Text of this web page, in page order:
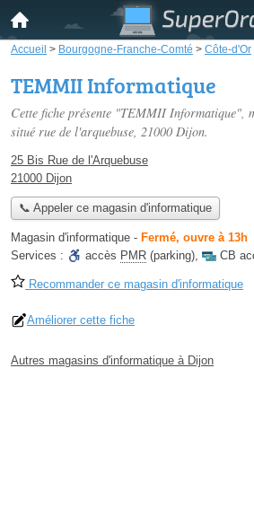
Accueil > Bourgogne-Franche-Comté > Côte-d'Or
TEMMII Informatique
Cette fiche présente "TEMMII Informatique",
situé rue de l'arquebuse, 21000 Dijon.
25 Bis Rue de l'Arquebuse
21000 Dijon
📞 Appeler ce magasin d'informatique
Magasin d'informatique - Fermé, ouvre à 13h
Services :
accès PMR (parking), CB
Recommander ce magasin d'informatique
Améliorer cette fiche
Autres magasins d'informatique à Dijon